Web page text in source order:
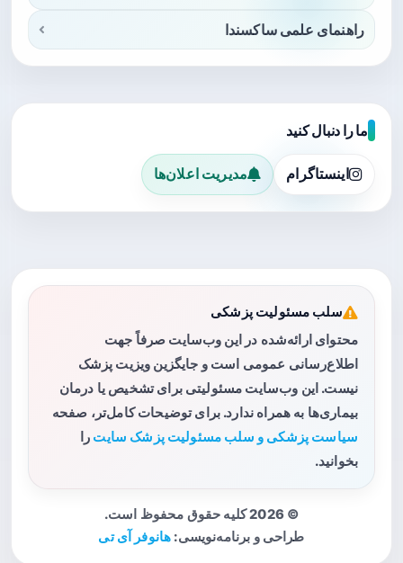
راهنمای علمی ساکسندا
ما را دنبال کنید
اینستاگرام مدیریت اعلان‌ها
سلب مسئولیت پزشکی
محتوای ارائه‌شده در این وب‌سایت صرفاً جهت
اطلاع‌رسانی عمومی است و جایگزین ویزیت پزشک
نیست. این وب‌سایت مسئولیتی برای تشخیص یا درمان
بیماری‌ها به همراه ندارد. برای توضیحات کامل‌تر، صفحه
سیاست پزشکی و سلب مسئولیت پزشک سایت را
بخوانید.
© 2026 کلیه حقوق محفوظ است.
طراحی و برنامه‌نویسی: هانوفر آی تی